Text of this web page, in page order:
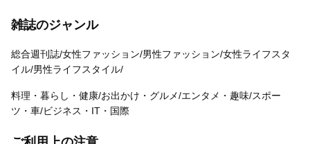
雑誌のジャンル
総合週刊誌/女性ファッション/男性ファッション/女性ライフスタ
イル/男性ライフスタイル/
料理・暮らし・健康/お出かけ・グルメ/エンタメ・趣味/スポー
ツ・車/ビジネス・IT・国際